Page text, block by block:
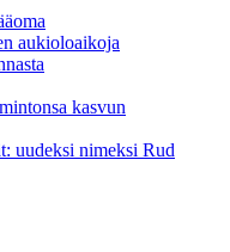
aukioloaikoja
kasvun
uudeksi nimeksi Rud